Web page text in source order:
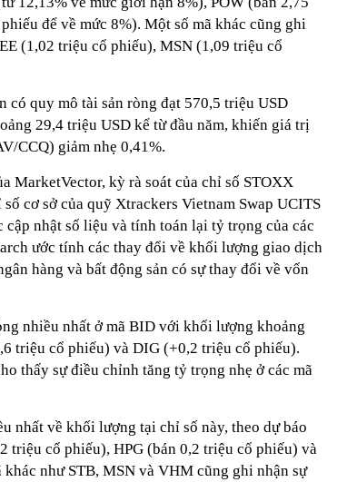
để về mức 8%). Một số mã khác cũng ghi
(1,02 triệu cổ phiếu), MSN (1,09 triệu cổ
có quy mô tài sản ròng đạt 570,5 triệu USD
29,4 triệu USD kể từ đầu năm, khiến giá trị
CCQ) giảm nhẹ 0,41%.
MarketVector, kỳ rà soát của chỉ số STOXX
cơ sở của quỹ Xtrackers Vietnam Swap UCITS
nhật số liệu và tính toán lại tỷ trọng của các
ước tính các thay đổi về khối lượng giao dịch
hàng và bất động sản có sự thay đổi về vốn
nhiều nhất ở mã BID với khối lượng khoảng
triệu cổ phiếu) và DIG (+0,2 triệu cổ phiếu).
thấy sự điều chỉnh tăng tỷ trọng nhẹ ở các mã
nhất về khối lượng tại chỉ số này, theo dự báo
triệu cổ phiếu), HPG (bán 0,2 triệu cổ phiếu) và
như STB, MSN và VHM cũng ghi nhận sự